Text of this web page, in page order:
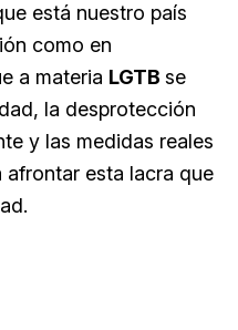
está nuestro país
como en
a materia LGTB se
la desprotección
y las medidas reales
afrontar esta lacra que